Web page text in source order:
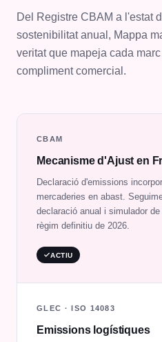
Del Registre CBAM a l'estat
sostenibilitat anual, Mappa
veritat que mapeja cada
compliment comercial.
CBAM
Mecanisme d'Ajust en
Declaració d'emissions
mercaderies en abast.
declaració anual i simulador
règim definitiu de 2026.
ACTIU
GLEC · ISO 14083
Emissions logístiques